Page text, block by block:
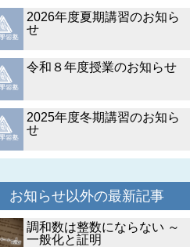
2026年度夏期講習のお知ら
せ
令和８年度授業のお知らせ
2025年度冬期講習のお知ら
せ
お知らせ以外の最新記事
調和数は整数にならない ～
一般化と証明